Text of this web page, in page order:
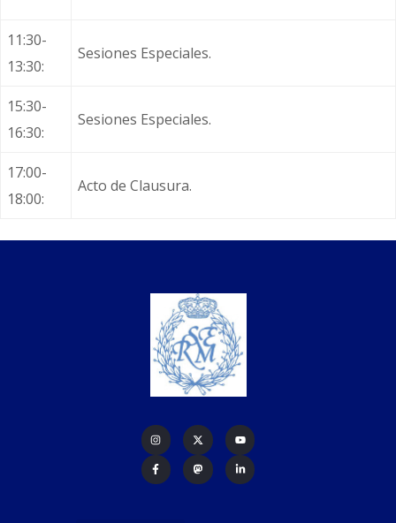
11:30-
13:30:
Sesiones Especiales.
15:30-
16:30:
Sesiones Especiales.
17:00-
18:00:
Acto de Clausura.